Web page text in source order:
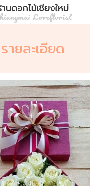
รายละเอียด